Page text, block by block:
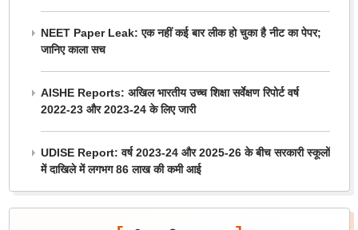
NEET Paper Leak: एक नहीं कई बार लीक हो चुका है नीट का पेपर;
जानिए काला सच
AISHE Reports: अखिल भारतीय उच्च शिक्षा सर्वेक्षण रिपोर्ट वर्ष
2022-23 और 2023-24 के लिए जारी
UDISE Report: वर्ष 2023-24 और 2025-26 के बीच सरकारी स्कूलों
में दाखिले में लगभग 86 लाख की कमी आई